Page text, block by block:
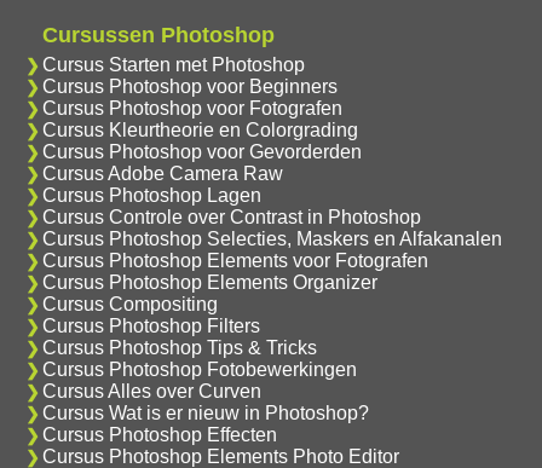
Cursussen Photoshop
Cursus Starten met Photoshop
Cursus Photoshop voor Beginners
Cursus Photoshop voor Fotografen
Cursus Kleurtheorie en Colorgrading
Cursus Photoshop voor Gevorderden
Cursus Adobe Camera Raw
Cursus Photoshop Lagen
Cursus Controle over Contrast in Photoshop
Cursus Photoshop Selecties, Maskers en Alfakanalen
Cursus Photoshop Elements voor Fotografen
Cursus Photoshop Elements Organizer
Cursus Compositing
Cursus Photoshop Filters
Cursus Photoshop Tips & Tricks
Cursus Photoshop Fotobewerkingen
Cursus Alles over Curven
Cursus Wat is er nieuw in Photoshop?
Cursus Photoshop Effecten
Cursus Photoshop Elements Photo Editor